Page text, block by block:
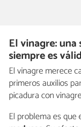
El vinagre:
siempre es
El vinagre merece
primeros auxilios
picadura con
El problema es que